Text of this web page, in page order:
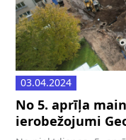
03.04.2024
No 5. aprīļa
ierobežojumi